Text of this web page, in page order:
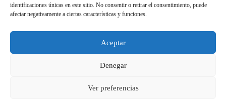
identificaciones únicas en este sitio. No consentir o retirar el consentimiento, puede
afectar negativamente a ciertas características y funciones.
Aceptar
Denegar
Ver preferencias
Cooperativa de consum de l'Escola Goar - Copyright